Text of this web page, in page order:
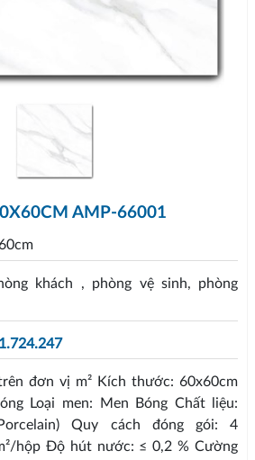
AMP-66001
khách , phòng vệ sinh, phòng
đơn vị m² Kích thước: 60x60cm
Loại men: Men Bóng Chất liệu:
Quy cách đóng gói: 4
hộp Độ hút nước: ≤ 0,2 % Cường